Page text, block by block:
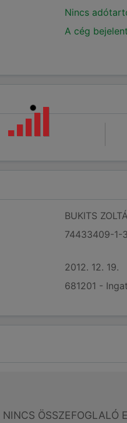
Nincs
A cég
BUKITS
74433409-1-
2012. 12. 19.
681201 -
NINCS ÖSSZEFOGLALÓ